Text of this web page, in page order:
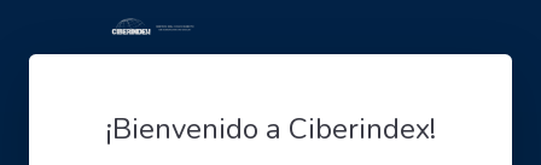
¡Bienvenido a Ciberindex!